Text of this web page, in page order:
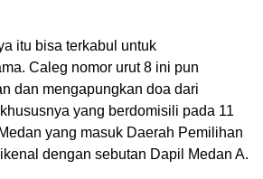
itu bisa terkabul untuk
Caleg nomor urut 8 ini pun
dan mengapungkan doa dari
yang berdomisili pada 11
yang masuk Daerah Pemilihan
dengan sebutan Dapil Medan A.